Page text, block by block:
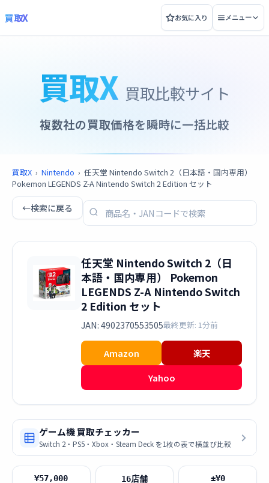
買取X お気に入り メニュー
買取X 買取比較サイト
複数社の買取価格を瞬時に一括比較
買取X › Nintendo › 任天堂 Nintendo Switch 2（日本語・国内専用）
Pokemon LEGENDS Z-A Nintendo Switch 2 Edition セット
←検索に戻る
任天堂 Nintendo Switch 2（日
本語・国内専用） Pokemon
LEGENDS Z-A Nintendo Switch
2 Edition セット
JAN: 4902370553505最終更新: 1分前
Amazon
楽天
Yahoo
ゲーム機 買取チェッカー
Switch 2・PS5・Xbox・Steam Deck を1枚の表で横並び比較
¥57,000 16店舗 ±¥0